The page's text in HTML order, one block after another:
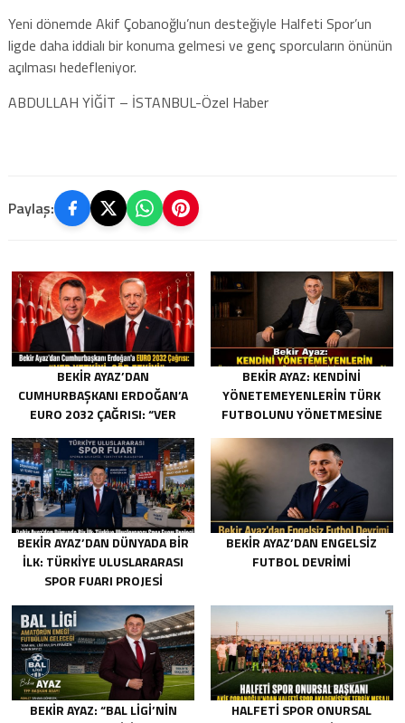
Yeni dönemde Akif Çobanoğlu’nun desteğiyle Halfeti Spor’un
ligde daha iddialı bir konuma gelmesi ve genç sporcuların önünün
açılması hedefleniyor.
ABDULLAH YİĞİT – İSTANBUL-Özel Haber
Paylaş:
BEKIR AYAZ’DAN
CUMHURBAŞKANI ERDOĞAN’A
EURO 2032 ÇAĞRISI: “VER
BEKIR AYAZ: KENDINI
YÖNETEMEYENLERIN TÜRK
FUTBOLUNU YÖNETMESINE
BEKIR AYAZ’DAN DÜNYADA BIR
İLK: TÜRKIYE ULUSLARARASI
SPOR FUARI PROJESI
BEKIR AYAZ’DAN ENGELSIZ
FUTBOL DEVRIMI
BEKIR AYAZ: “BAL LIGI’NIN
HALFETİ SPOR ONURSAL